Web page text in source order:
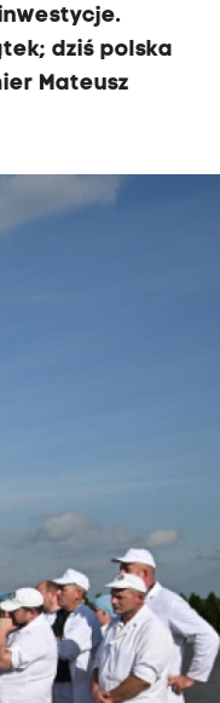
dziś polska
Mateusz